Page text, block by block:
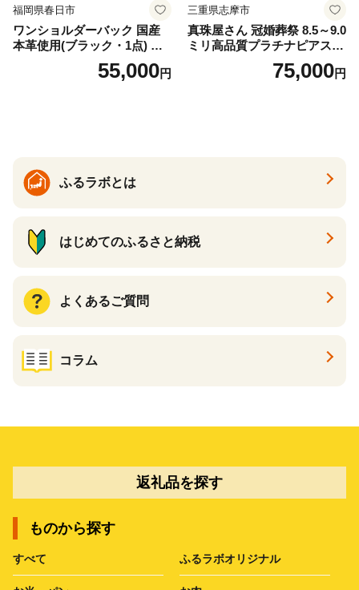
福岡県春日市
ワンショルダーバック 国産
本革使用(ブラック・1点) 鞄
バック バッグ カバン レザー
国産 日本製 牛革 黒 革 革製
55,000円
三重県志摩市
真珠屋さん 冠婚葬祭 8.5～9.0
ミリ高品質プラチナピアス P
t900 志摩産アコヤ真珠 ブラ
ックパール 黒真珠75,000円
ふるラボとは
はじめてのふるさと納税
よくあるご質問
コラム
返礼品を探す
ものから探す
すべて ふるラボオリジナル